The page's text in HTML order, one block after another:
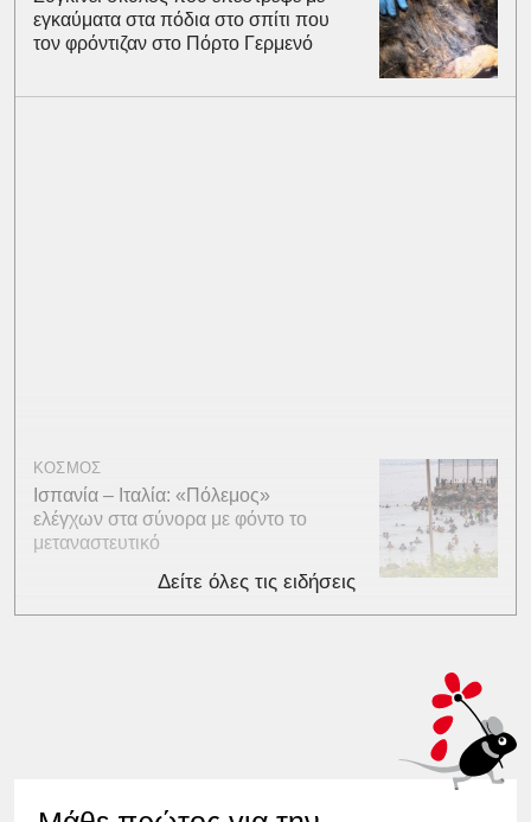
εγκαύματα στα πόδια στο σπίτι που
τον φρόντιζαν στο Πόρτο Γερμενό
ΚΟΣΜΟΣ
Ισπανία – Ιταλία: «Πόλεμος»
ελέγχων στα σύνορα με φόντο το
μεταναστευτικό
Δείτε όλες τις ειδήσεις